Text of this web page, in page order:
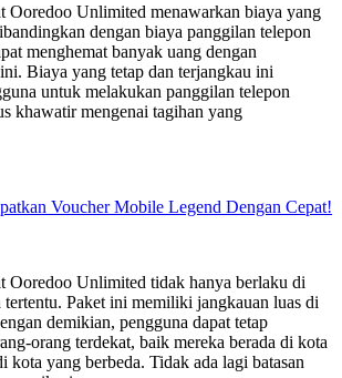
Ooredoo Unlimited menawarkan biaya yang
dengan biaya panggilan telepon
menghemat banyak uang dengan
Biaya yang tetap dan terjangkau ini
untuk melakukan panggilan telepon
khawatir mengenai tagihan yang
Voucher Mobile Legend Dengan Cepat!
Ooredoo Unlimited tidak hanya berlaku di
tertentu. Paket ini memiliki jangkauan luas di
demikian, pengguna dapat tetap
orang terdekat, baik mereka berada di kota
kota yang berbeda. Tidak ada lagi batasan